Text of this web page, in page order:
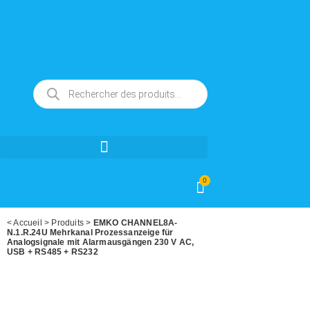
0
<Accueil > Produits > EMKO CHANNEL8A-
N.1.R.24U Mehrkanal Prozessanzeige für
Analogsignale mit Alarmausgängen 230 V AC,
USB + RS485 + RS232